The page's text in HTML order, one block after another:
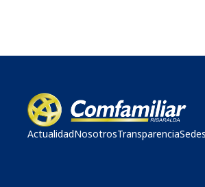
ActualidadNosotrosTransparenciaSedes